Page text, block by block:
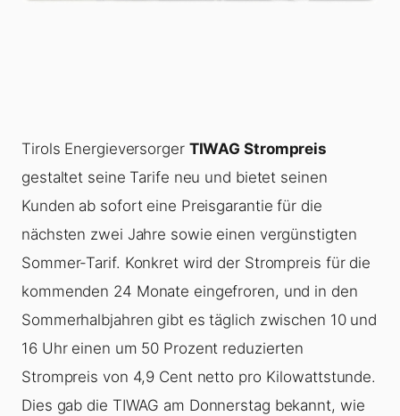
Tirols Energieversorger TIWAG Strompreis
gestaltet seine Tarife neu und bietet seinen
Kunden ab sofort eine Preisgarantie für die
nächsten zwei Jahre sowie einen vergünstigten
Sommer-Tarif. Konkret wird der Strompreis für die
kommenden 24 Monate eingefroren, und in den
Sommerhalbjahren gibt es täglich zwischen 10 und
16 Uhr einen um 50 Prozent reduzierten
Strompreis von 4,9 Cent netto pro Kilowattstunde.
Dies gab die TIWAG am Donnerstag bekannt, wie